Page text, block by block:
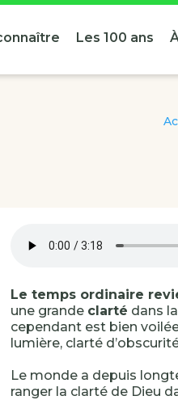
Les 100 ans
Le temps ordinaire
une grande clarté dans
cependant est bien
lumière, clarté
Le monde a depuis
ranger la clarté de Dieu